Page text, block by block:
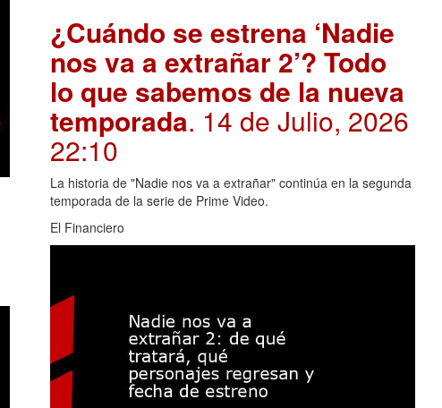
¿Cuándo se estrena ‘Nadie
nos va a extrañar 2’? Todo
lo que sabemos de la nueva
temporada. 14 de Julio, 2026
22:10
La historia de "Nadie nos va a extrañar" continúa en la segunda
temporada de la serie de Prime Video.
El Financiero